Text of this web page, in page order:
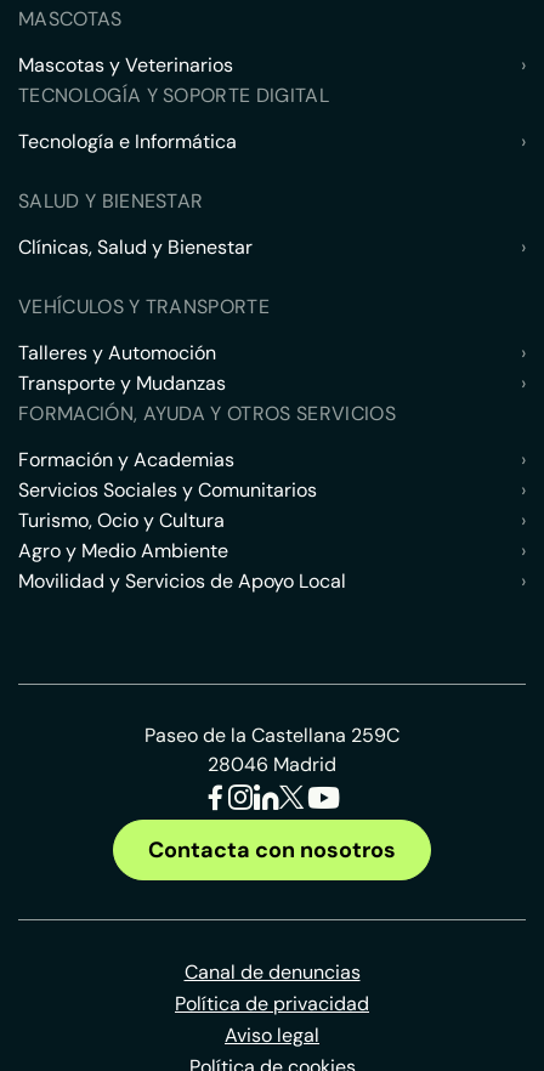
MASCOTAS
Mascotas y Veterinarios
›
TECNOLOGÍA Y SOPORTE DIGITAL
Tecnología e Informática
›
SALUD Y BIENESTAR
Clínicas, Salud y Bienestar
›
VEHÍCULOS Y TRANSPORTE
Talleres y Automoción
›
Transporte y Mudanzas
›
FORMACIÓN, AYUDA Y OTROS SERVICIOS
Formación y Academias
›
Servicios Sociales y Comunitarios
›
Turismo, Ocio y Cultura
›
Agro y Medio Ambiente
›
Movilidad y Servicios de Apoyo Local
›
Paseo de la Castellana 259C
28046 Madrid
Contacta con nosotros
Canal de denuncias
Política de privacidad
Aviso legal